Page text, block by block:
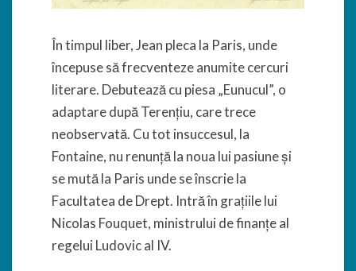
În timpul liber, Jean pleca la Paris, unde
începuse să frecventeze anumite cercuri
literare. Debutează cu piesa „Eunucul”, o
adaptare după Terențiu, care trece
neobservată. Cu tot insuccesul, la
Fontaine, nu renunță la noua lui pasiune și
se mută la Paris unde se înscrie la
Facultatea de Drept. Intră în grațiile lui
Nicolas Fouquet, ministrului de finanțe al
regelui Ludovic al IV.